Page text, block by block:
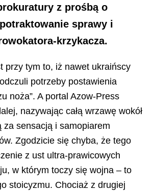
z prośbą o
sprawy i
krzykacza.
przy tym to, iż nawet ukraińscy
potrzeby postawienia
noża”. A portal Azow-Press
nazywając całą wrzawę wokół
za sensacją i samopiarem
Zgodzicie się chyba, że tego
z ust ultra-prawicowych
w którym toczy się wojna – to
stoicyzmu. Chociaż z drugiej